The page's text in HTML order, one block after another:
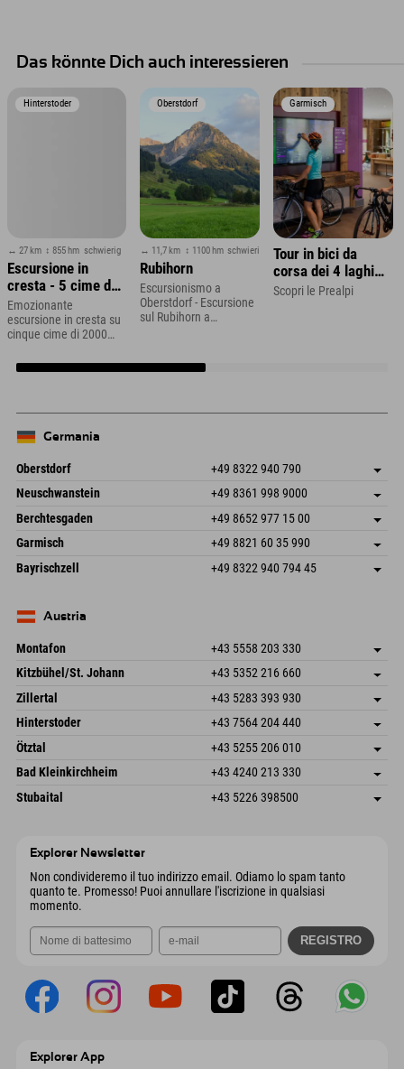
Das könnte Dich auch interessieren
Hinterstoder
↔ 27 km ↕ 855 hm schwierig
Escursione in
cresta - 5 cime da
2000 m
Emozionante
escursione in cresta su
cinque cime di 2000
nell'Alta Austria
Oberstdorf
↔ 11,7 km ↕ 1100 hm schwierig
Rubihorn
Escursionismo a
Oberstdorf - Escursione
sul Rubihorn a
Garmisch
Tour in bici da
corsa dei 4 laghi
nella regione dello
Scopri le Prealpi
Germania
Oberstdorf +49 8322 940 790
An der Breitach 3
Germania
Salva indirizzo
Prenotazione
Neuschwanstein +49 8361 998 9000
An der Riese 45
87484 Nesselwang im Allgäu
Germania
Salva indirizzo
Informazioni sull'arrivo
Prenotazione
Berchtesgaden +49 8652 977 15 00
Hofreitstr. 7
Germania
Salva indirizzo
Prenotazione
Garmisch +49 8821 60 35 990
Frickenstraße 22
82490 Farchant
Salva indirizzo
Informazioni sull'arrivo
Bayrischzell +49 8322 940 794 45
Germania
Austria
Montafon +43 5558 203 330
Dorfstr. 127b
6793 Gaschurn/Montafon
Austria
Salva indirizzo
Prenotazione
Kitzbühel/St. Johann +43 5352 216 660
Speckbacherstraße 87
6380 St. Johann in Tirol
Austria
Salva indirizzo
Informazioni sull'arrivo
Prenotazione
Zillertal +43 5283 393 930
Schmiedau 2
Austria
Salva indirizzo
Prenotazione
Hinterstoder +43 7564 204 440
Freizeitpark 10
4573 Hinterstoder
Austria
Salva indirizzo
Informazioni sull'arrivo
Prenotazione
Ötztal +43 5255 206 010
Gscheat 14
Austria
Salva indirizzo
Prenotazione
Bad Kleinkirchheim +43 4240 213 330
Dorfstraße 24
9546 Bad Kleinkirchheim
Salva indirizzo
Informazioni sull'arrivo
Stubaital +43 5226 398500
Explorer Newsletter
Non condivideremo il tuo indirizzo email. Odiamo lo spam tanto
quanto te. Promesso! Puoi annullare l'iscrizione in qualsiasi
momento.
Explorer App